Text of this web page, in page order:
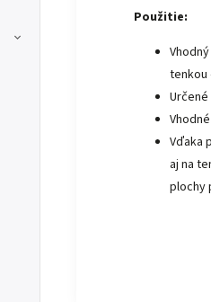
Použitie:
tenkou
Vďaka
aj na
plochy